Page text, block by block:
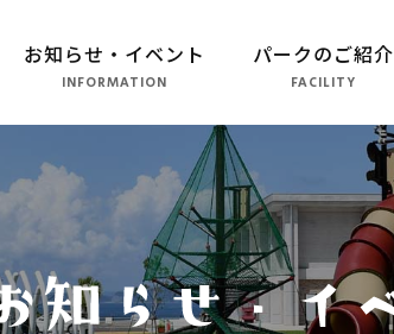
お知らせ・イベント
INFORMATION
パークのご紹介
FACILITY
パークのご紹介